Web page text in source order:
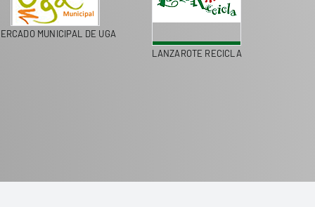
MUNICIPAL DE UGA
LANZAROTE RECICLA